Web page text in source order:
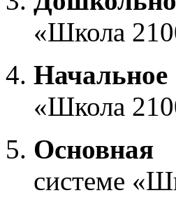
«Школа
Начальное
«Школа
Основная
системе